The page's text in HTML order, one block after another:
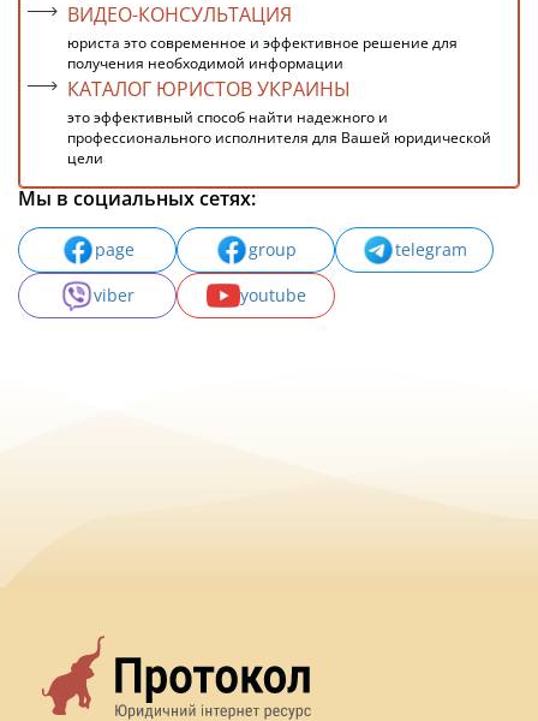
ВИДЕО-КОНСУЛЬТАЦИЯ
юриста это современное и эффективное решение для
получения необходимой информации
КАТАЛОГ ЮРИСТОВ УКРАИНЫ
это эффективный способ найти надежного и
профессионального исполнителя для Вашей юридической
цели
Мы в социальных сетях:
page group
telegram
viber
youtube